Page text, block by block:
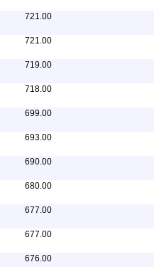
721.00
721.00
719.00
718.00
699.00
693.00
690.00
680.00
677.00
677.00
676.00